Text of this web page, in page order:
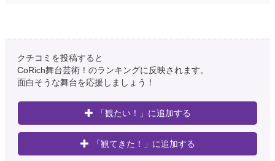
クチコミを投稿すると
CoRich舞台芸術！のランキングに反映されます。
面白そうな舞台を応援しましょう！
「観たい！」に追加する
「観てきた！」に追加する